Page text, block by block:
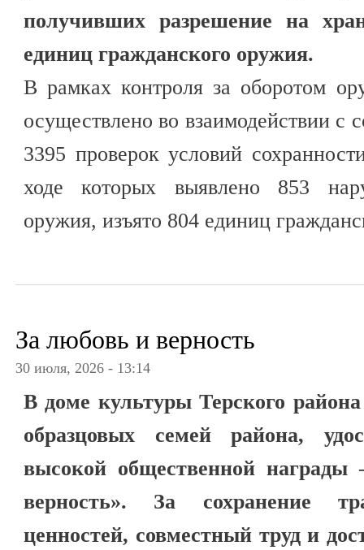
получивших разрешение на
единиц гражданского оружия.
В рамках контроля за оборотом
осуществлено во взаимодействии
3395 проверок условий
ходе которых выявлено 853
оружия, изъято 804 единиц
За любовь и верность
30 июля, 2026 - 13:14
В доме культуры Терского района
образцовых семей района,
высокой общественной
верность». За сохранение
ценностей, совместный труд и